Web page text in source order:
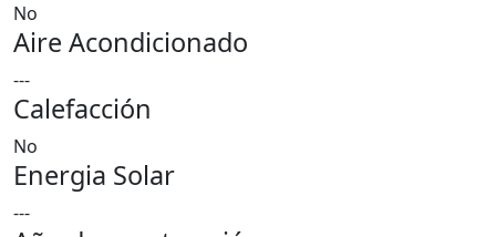
No
Aire Acondicionado
---
Calefacción
No
Energia Solar
---